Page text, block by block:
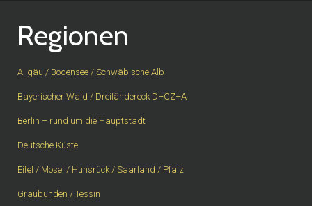
Regionen
Allgäu / Bodensee / Schwäbische Alb
Bayerischer Wald / Dreiländereck D–CZ–A
Berlin – rund um die Hauptstadt
Deutsche Küste
Eifel / Mosel / Hunsrück / Saarland / Pfalz
Graubünden / Tessin